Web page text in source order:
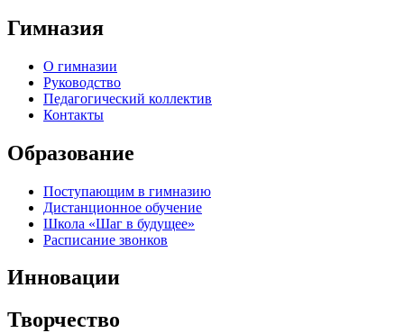
Гимназия
О гимназии
Руководство
Педагогический коллектив
Контакты
Образование
Поступающим в гимназию
Дистанционное обучение
Школа «Шаг в будущее»
Расписание звонков
Инновации
Творчество